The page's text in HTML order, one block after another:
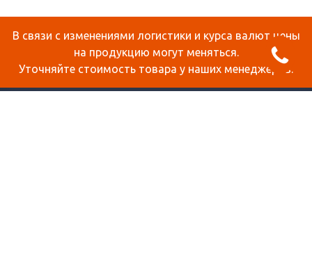
В связи с изменениями логистики и курса валют цены
на продукцию могут меняться.
Уточняйте стоимость товара у наших менеджеров.